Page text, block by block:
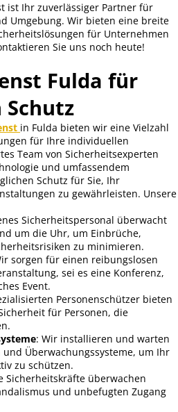
ist Ihr zuverlässiger Partner für
Umgebung. Wir bieten eine breite
für Unternehmen
Sie uns noch heute!
Fulda für
Schutz
in Fulda bieten wir eine Vielzahl
für Ihre individuellen
Team von Sicherheitsexperten
und umfassendem
Schutz für Sie, Ihr
zu gewährleisten. Unsere
Sicherheitspersonal überwacht
um die Uhr, um Einbrüche,
zu minimieren.
sorgen für einen reibungslosen
sei es eine Konferenz,
Event.
Personenschützer bieten
für Personen, die
: Wir installieren und warten
Überwachungssysteme, um Ihr
zu schützen.
Sicherheitskräfte überwachen
und unbefugten Zugang